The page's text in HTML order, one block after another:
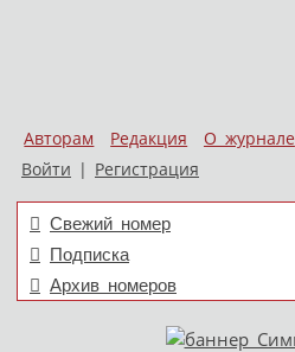
Авторам Редакция О журнале
Войти | Регистрация
Свежий номер
Подписка
Архив номеров